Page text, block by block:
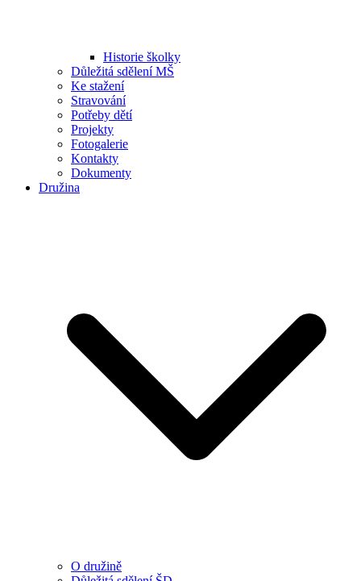
Historie školky
Důležitá sdělení MŠ
Ke stažení
Stravování
Potřeby dětí
Projekty
Fotogalerie
Kontakty
Dokumenty
Družina
O družině